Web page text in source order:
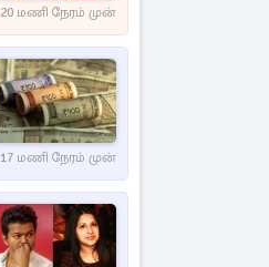
20 மணி நேரம் முன்
17 மணி நேரம் முன்